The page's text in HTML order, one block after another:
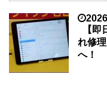
【
れ修
へ！